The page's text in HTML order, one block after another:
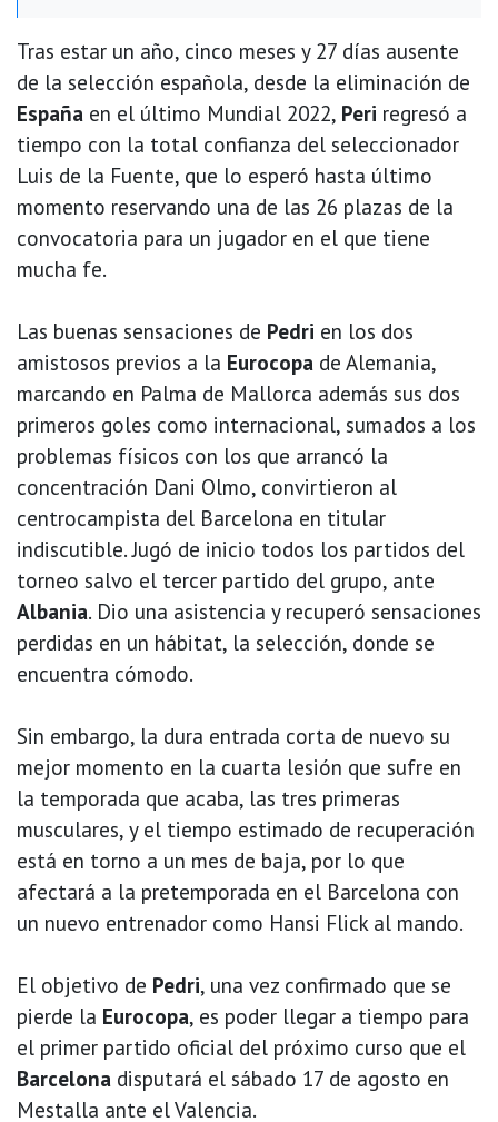
Tras estar un año, cinco meses y 27 días ausente
de la selección española, desde la eliminación de
España en el último Mundial 2022, Peri regresó a
tiempo con la total confianza del seleccionador
Luis de la Fuente, que lo esperó hasta último
momento reservando una de las 26 plazas de la
convocatoria para un jugador en el que tiene
mucha fe.
Las buenas sensaciones de Pedri en los dos
amistosos previos a la Eurocopa de Alemania,
marcando en Palma de Mallorca además sus dos
primeros goles como internacional, sumados a los
problemas físicos con los que arrancó la
concentración Dani Olmo, convirtieron al
centrocampista del Barcelona en titular
indiscutible. Jugó de inicio todos los partidos del
torneo salvo el tercer partido del grupo, ante
Albania. Dio una asistencia y recuperó sensaciones
perdidas en un hábitat, la selección, donde se
encuentra cómodo.
Sin embargo, la dura entrada corta de nuevo su
mejor momento en la cuarta lesión que sufre en
la temporada que acaba, las tres primeras
musculares, y el tiempo estimado de recuperación
está en torno a un mes de baja, por lo que
afectará a la pretemporada en el Barcelona con
un nuevo entrenador como Hansi Flick al mando.
El objetivo de Pedri, una vez confirmado que se
pierde la Eurocopa, es poder llegar a tiempo para
el primer partido oficial del próximo curso que el
Barcelona disputará el sábado 17 de agosto en
Mestalla ante el Valencia.